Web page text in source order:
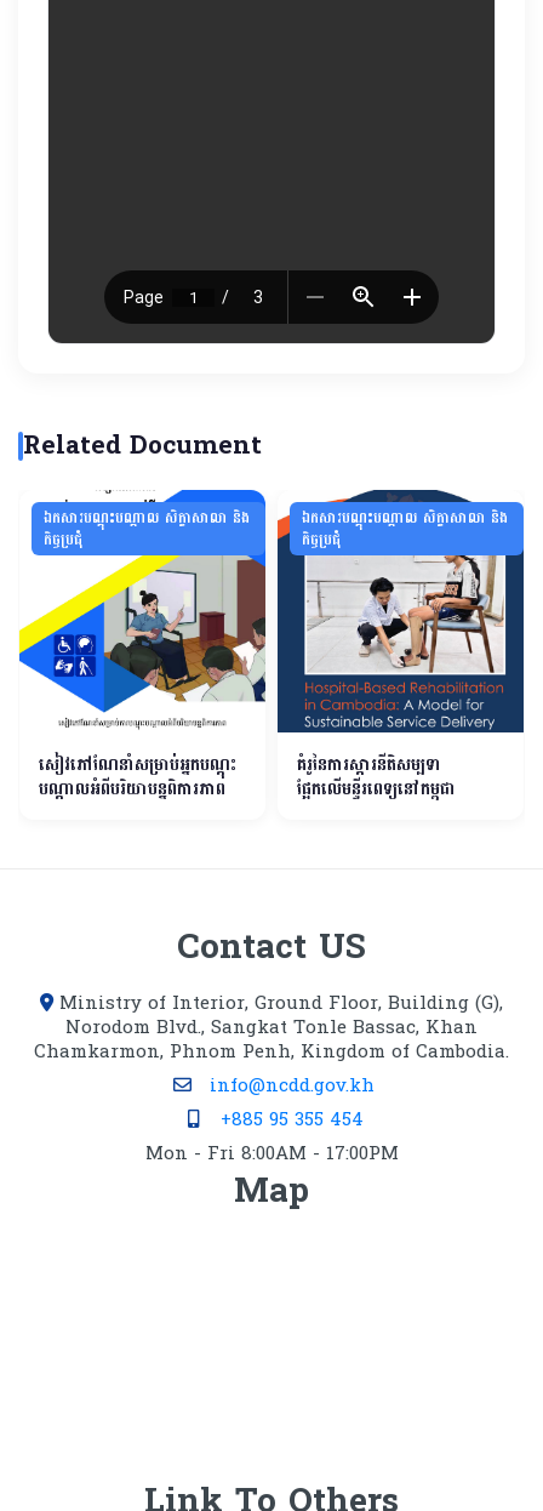
Related Document
ឯកសារបណ្ដុះបណ្ដាល សិក្ខាសាលា និង
កិច្ចប្រជុំ
សៀវភៅណែនាំសម្រាប់អ្នកបណ្តុះ
បណ្តាលអំពីបរិយាបន្នពិការភាព
ឯកសារបណ្ដុះបណ្ដាល សិក្ខាសាលា និង
កិច្ចប្រជុំ
គំរូនៃការស្តារនីតិសម្បទា
ផ្អែកលើមន្ទីរពេទ្យនៅកម្ពុជា
Contact US
Ministry of Interior, Ground Floor, Building (G),
Norodom Blvd., Sangkat Tonle Bassac, Khan
Chamkarmon, Phnom Penh, Kingdom of Cambodia.
info@ncdd.gov.kh
+885 95 355 454
Mon - Fri 8:00AM - 17:00PM
Map